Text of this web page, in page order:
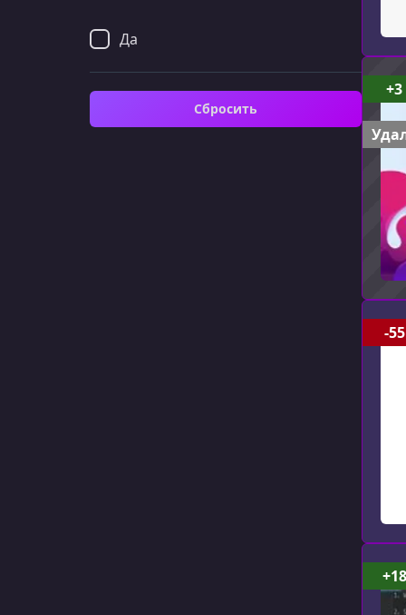
Да
Сбросить
+3
-55
+18